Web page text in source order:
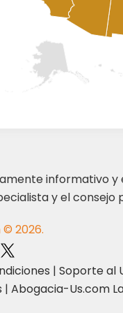
informativo y
y el consejo
2026.
| Soporte al
| Abogacia-Us.com